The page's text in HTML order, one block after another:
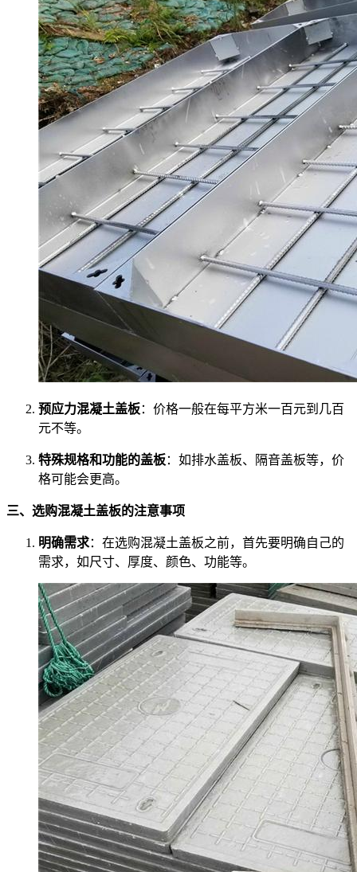
预应力混凝土盖板：价格一般在每平方米一百元到几百
元不等。
特殊规格和功能的盖板：如排水盖板、隔音盖板等，价
格可能会更高。
三、选购混凝土盖板的注意事项
明确需求：在选购混凝土盖板之前，首先要明确自己的
需求，如尺寸、厚度、颜色、功能等。